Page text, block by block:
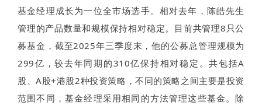
基金经理成长为一位全市场选手。相对去年，陈皓先生
管理的产品数量和规模保持相对稳定。目前共管理8只公
募基金，截至2025年三季度末，他的公募总管理规模为
299亿，较去年同期的310亿保持相对稳定。共包括A
股、A股+港股2种投资策略，不同的策略之间主要是投资
范围不同，基金经理采用相同的方法管理这些基金。除